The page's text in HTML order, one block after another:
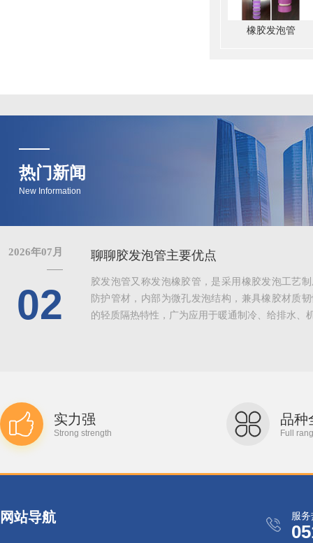
橡胶发泡管
热门新闻
New Information
2026年07月
02
聊聊胶发泡管主要优点
胶发泡管又称发泡橡胶管，是采用橡胶发泡工艺
防护管材，内部为微孔发泡结构，兼具橡胶材质
的轻质隔热特性，广为应用于暖通制冷、给排水、
实力强
Strong strength
品种
Full
网站导航 服